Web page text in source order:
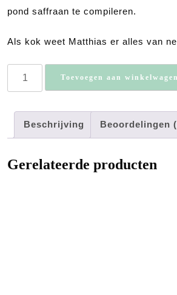
pond saffraan te compileren.
Als kok weet Matthias er alles van
gram
Toevoegen aan winkelwagen
Beschrijving Beoordelingen
Gerelateerde producten